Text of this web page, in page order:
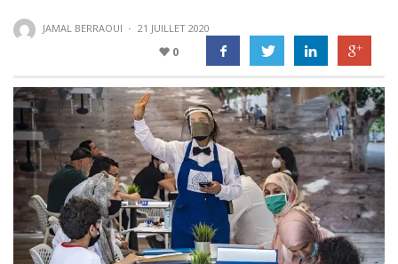
JAMAL BERRAOUI · 21 JUILLET 2020
0